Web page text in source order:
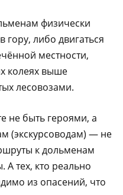
физически
гору, либо двигаться
местности,
колеях выше
лесовозами.
не быть героями, а
(экскурсоводам) — не
к дольменам
А тех, кто реально
из опасений, что